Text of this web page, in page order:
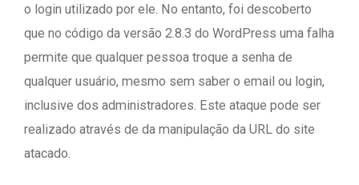
o login utilizado por ele. No entanto, foi descoberto
que no código da versão 2.8.3 do WordPress uma falha
permite que qualquer pessoa troque a senha de
qualquer usuário, mesmo sem saber o email ou login,
inclusive dos administradores. Este ataque pode ser
realizado através de da manipulação da URL do site
atacado.